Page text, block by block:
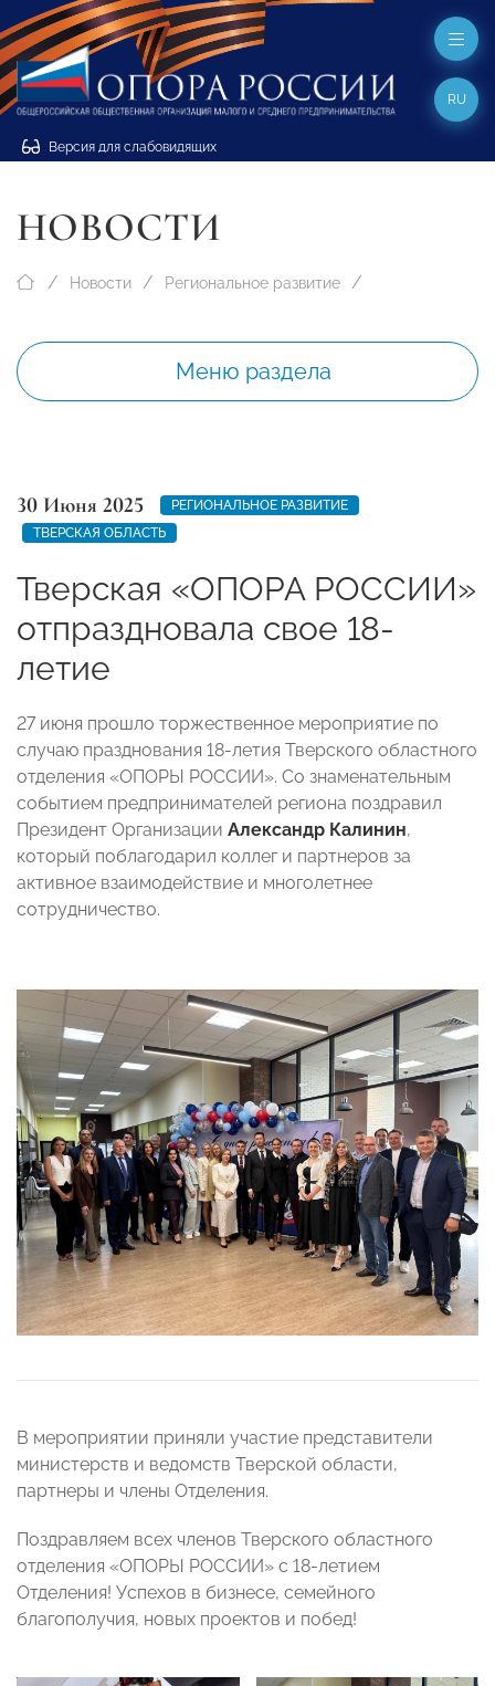
Версия для слабовидящих
RU
НОВОСТИ
Новости Региональное развитие
Меню раздела
30 Июня 2025
РЕГИОНАЛЬНОЕ РАЗВИТИЕ
ТВЕРСКАЯ ОБЛАСТЬ
Тверская «ОПОРА РОССИИ»
отпраздновала свое 18-
летие
27 июня прошло торжественное мероприятие по
случаю празднования 18-летия Тверского областного
отделения «ОПОРЫ РОССИИ». Со знаменательным
событием предпринимателей региона поздравил
Президент Организации Александр Калинин,
который поблагодарил коллег и партнеров за
активное взаимодействие и многолетнее
сотрудничество.
В мероприятии приняли участие представители
министерств и ведомств Тверской области,
партнеры и члены Отделения.
Поздравляем всех членов Тверского областного
отделения «ОПОРЫ РОССИИ» с 18-летием
Отделения! Успехов в бизнесе, семейного
благополучия, новых проектов и побед!